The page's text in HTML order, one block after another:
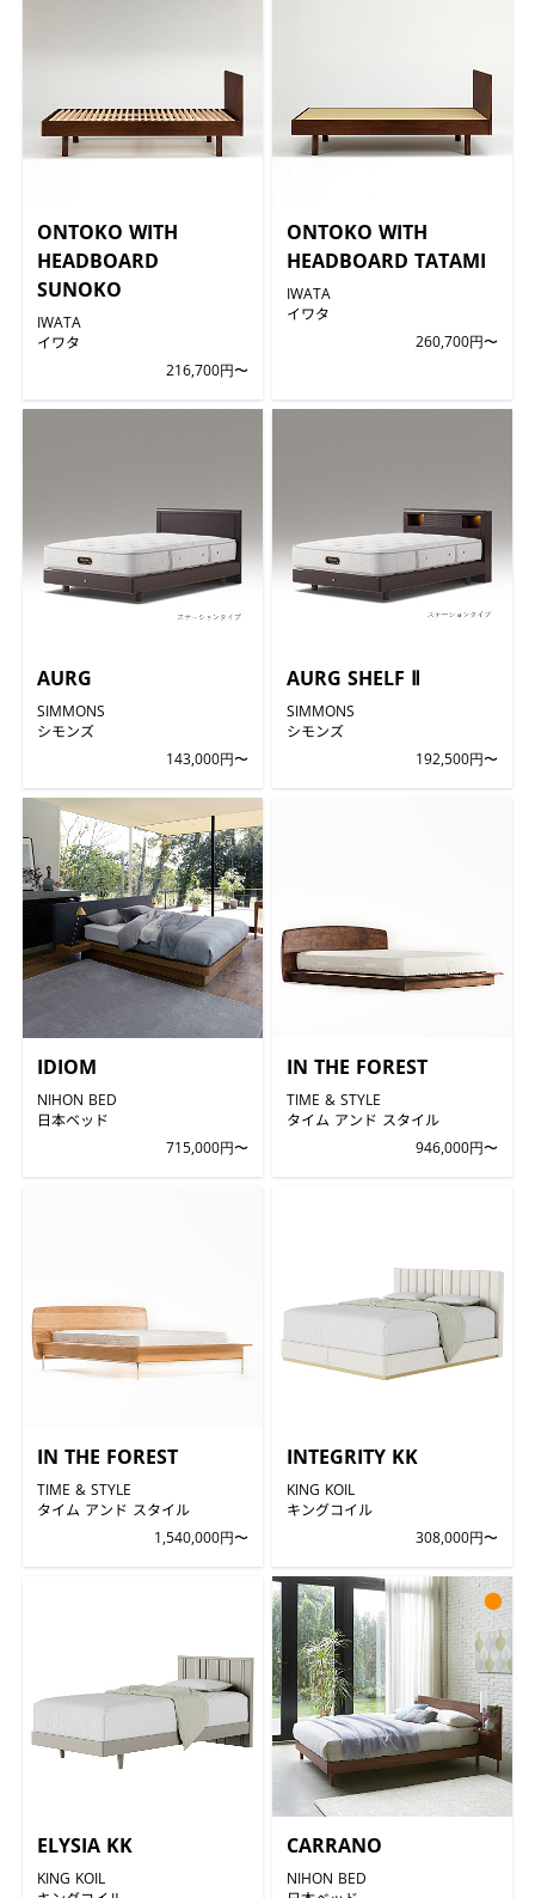
ONTOKO WITH
HEADBOARD
SUNOKO
IWATA
イワタ
216,700円〜
ONTOKO WITH
HEADBOARD TATAMI
IWATA
イワタ
260,700円〜
AURG
SIMMONS
シモンズ
143,000円〜
AURG SHELF Ⅱ
SIMMONS
シモンズ
192,500円〜
IDIOM
NIHON BED
日本ベッド
715,000円〜
IN THE FOREST
TIME & STYLE
タイム アンド スタイル
946,000円〜
IN THE FOREST
TIME & STYLE
タイム アンド スタイル
1,540,000円〜
INTEGRITY KK
KING KOIL
キングコイル
308,000円〜
ELYSIA KK
KING KOIL
CARRANO
NIHON BED
●